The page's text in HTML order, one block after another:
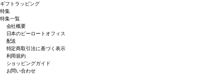
ギフトラッピング
特集
特集一覧
会社概要
日本のピーロートオフィス
配送
特定商取引法に基づく表示
利用規約
ショッピングガイド
お問い合わせ